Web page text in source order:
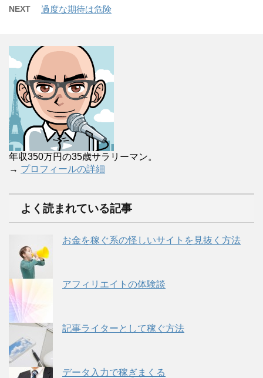
NEXT 過度な期待は危険
年収350万円の35歳サラリーマン。
→ プロフィールの詳細
よく読まれている記事
お金を稼ぐ系の怪しいサイトを見抜く方法
アフィリエイトの体験談
記事ライターとして稼ぐ方法
データ入力で稼ぎまくる